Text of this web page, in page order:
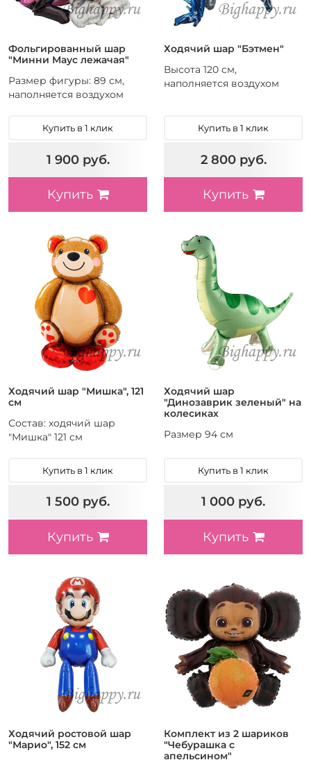
Фольгированный шар
"Минни Маус лежачая"
Размер фигуры: 89 см,
наполняется воздухом
Купить в 1 клик
1 900 руб.
Купить
Ходячий шар "Бэтмен"
Высота 120 см,
наполняется воздухом
Купить в 1 клик
2 800 руб.
Купить
Ходячий шар "Мишка", 121
см
Состав: ходячий шар
"Мишка" 121 см
Купить в 1 клик
1 500 руб.
Купить
Ходячий шар
"Динозаврик зеленый" на
колесиках
Размер 94 см
Купить в 1 клик
1 000 руб.
Купить
Ходячий ростовой шар
"Марио", 152 см
Комплект из 2 шариков
"Чебурашка с
апельсином"